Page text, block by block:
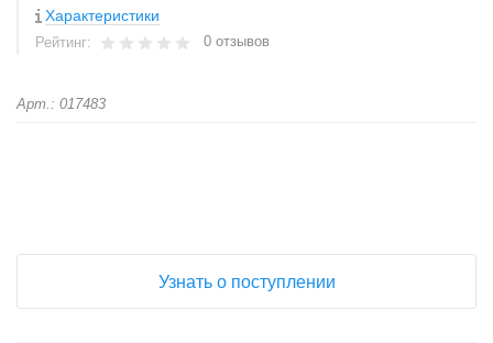
Характеристики
Рейтинг: 0 отзывов
Арт.: 017483
Узнать о поступлении